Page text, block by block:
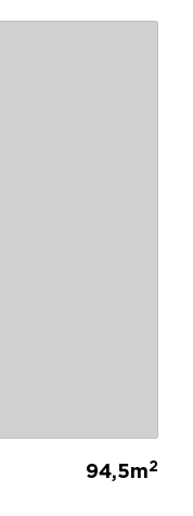
94,5m2